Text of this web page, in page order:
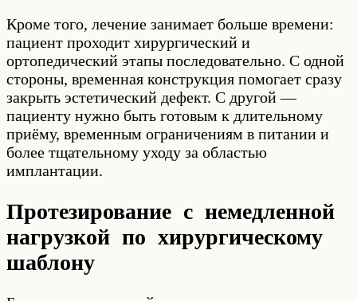
Кроме того, лечение занимает больше времени:
пациент проходит хирургический и
ортопедический этапы последовательно. С одной
стороны, временная конструкция помогает сразу
закрыть эстетический дефект. С другой —
пациенту нужно быть готовым к длительному
приёму, временным ограничениям в питании и
более тщательному уходу за областью
имплантации.
Протезирование с немедленной
нагрузкой по хирургическому
шаблону